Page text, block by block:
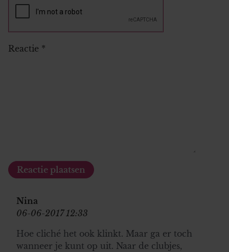
Reactie *
Nina
06-06-2017 12:33
Hoe cliché het ook klinkt. Maar ga er toch
wanneer je kunt op uit. Naar de clubjes,